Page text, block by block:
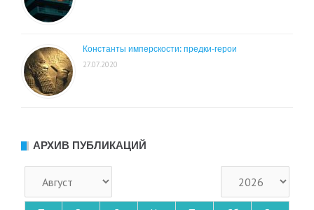
Константы имперскости: предки-герои
27.07.2020
АРХИВ ПУБЛИКАЦИЙ